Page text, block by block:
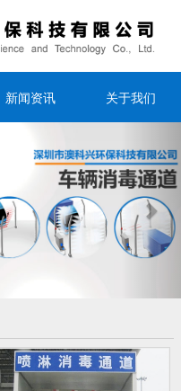
新闻资讯 关于我们